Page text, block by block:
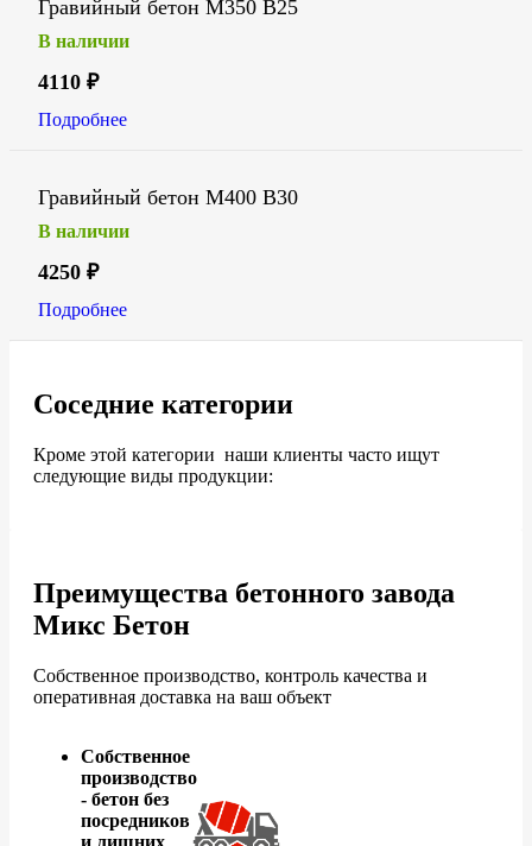
Гравийный бетон М350 В25
В наличии
4110 ₽
Подробнее
Гравийный бетон М400 В30
В наличии
4250 ₽
Подробнее
Соседние категории
Кроме этой категории наши клиенты часто ищут
следующие виды продукции:
Преимущества бетонного завода
Микс Бетон
Собственное производство, контроль качества и
оперативная доставка на ваш объект
Собственное
производство
- бетон без
посредников
и лишних